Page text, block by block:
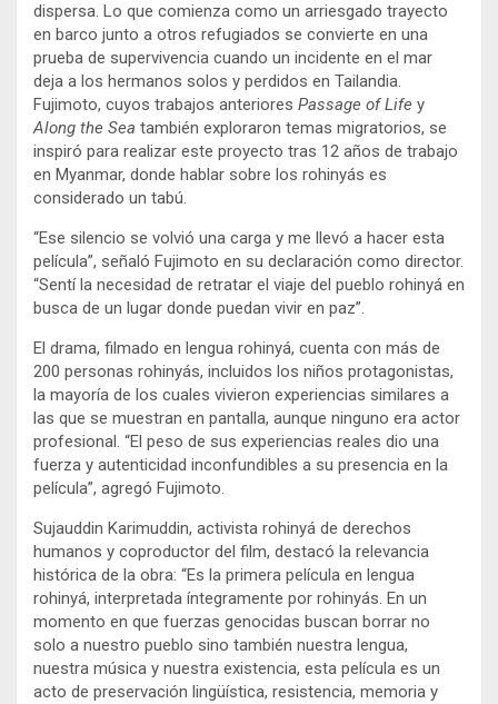
dispersa. Lo que comienza como un arriesgado trayecto
en barco junto a otros refugiados se convierte en una
prueba de supervivencia cuando un incidente en el mar
deja a los hermanos solos y perdidos en Tailandia.
Fujimoto, cuyos trabajos anteriores Passage of Life y
Along the Sea también exploraron temas migratorios, se
inspiró para realizar este proyecto tras 12 años de trabajo
en Myanmar, donde hablar sobre los rohinyás es
considerado un tabú.
“Ese silencio se volvió una carga y me llevó a hacer esta
película”, señaló Fujimoto en su declaración como director.
“Sentí la necesidad de retratar el viaje del pueblo rohinyá en
busca de un lugar donde puedan vivir en paz”.
El drama, filmado en lengua rohinyá, cuenta con más de
200 personas rohinyás, incluidos los niños protagonistas,
la mayoría de los cuales vivieron experiencias similares a
las que se muestran en pantalla, aunque ninguno era actor
profesional. “El peso de sus experiencias reales dio una
fuerza y autenticidad inconfundibles a su presencia en la
película”, agregó Fujimoto.
Sujauddin Karimuddin, activista rohinyá de derechos
humanos y coproductor del film, destacó la relevancia
histórica de la obra: “Es la primera película en lengua
rohinyá, interpretada íntegramente por rohinyás. En un
momento en que fuerzas genocidas buscan borrar no
solo a nuestro pueblo sino también nuestra lengua,
nuestra música y nuestra existencia, esta película es un
acto de preservación lingüística, resistencia, memoria y